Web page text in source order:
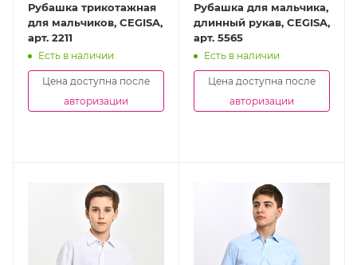
Рубашка трикотажная
для мальчиков, CEGISA,
арт. 2211
Есть в наличии
Цена доступна после
авторизации
Рубашка для мальчика,
длинный рукав, CEGISA,
арт. 5565
Есть в наличии
Цена доступна после
авторизации